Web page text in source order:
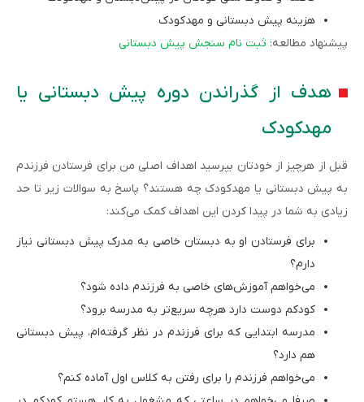
هزینه پیش دبستانی و مهدکودک
پیشنهاد مطالعه: ثبت نام سنجش پیش دبستانی
هدف از گذراندن دوره پیش دبستانی یا
مهدکودک
قبل از هرچیز از خودتان بپرسید اهداف اصلی من برای فرستادن فرزندم
به پیش دبستانی یا مهدکودک چه هستند؟ پاسخ به سوالات زیر تا حد
زیادی به شما در پیدا کردن این اهداف کمک می‌کند:
برای فرستادن او به دبستان خاصی به مدرک پیش دبستانی نیاز
دارم؟
می‌خواهم آموزش‌های خاصی به فرزندم داده شود؟
کودکم دوست دارد هرچه سریع‌تر به مدرسه برود؟
مدرسه ابتدایی که برای فرزندم در نظر گرفته‌ام، پیش دبستانی
هم دارد؟
می‌خواهم فرزندم را برای رفتن به کلاس اول آماده کنم؟